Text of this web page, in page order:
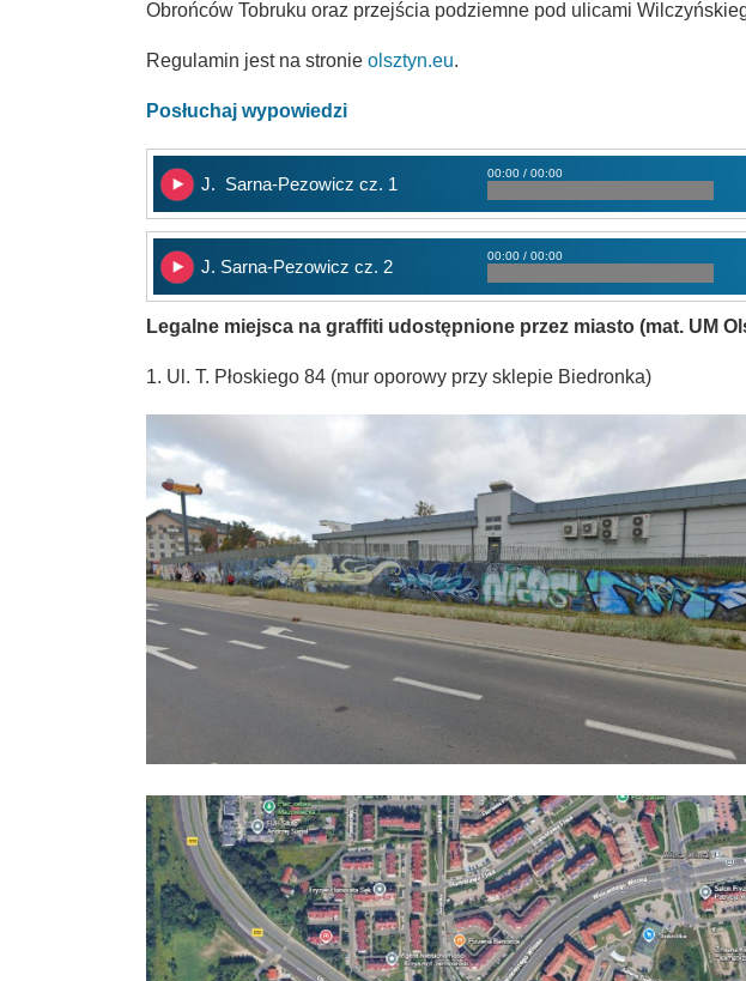
Obrońców Tobruku oraz przejścia podziemne pod ulicami
Regulamin jest na stronie olsztyn.eu.
Posłuchaj wypowiedzi
J. Sarna-Pezowicz cz. 1
00:00 / 00:00
J. Sarna-Pezowicz cz. 2
00:00 / 00:00
Legalne miejsca na graffiti udostępnione przez miasto (mat. UM
1. Ul. T. Płoskiego 84 (mur oporowy przy sklepie Biedronka)